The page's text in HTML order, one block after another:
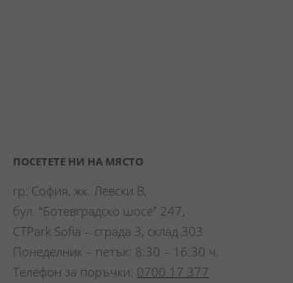
ПОСЕТЕТЕ НИ НА МЯСТО
гр. София, жк. Левски В,
бул. “Ботевградско шосе” 247,
CTPark Sofia – сграда 3, склад 303
Понеделник – петък: 8:30 – 16:30 ч.
Телефон за поръчки: 0700 17 377